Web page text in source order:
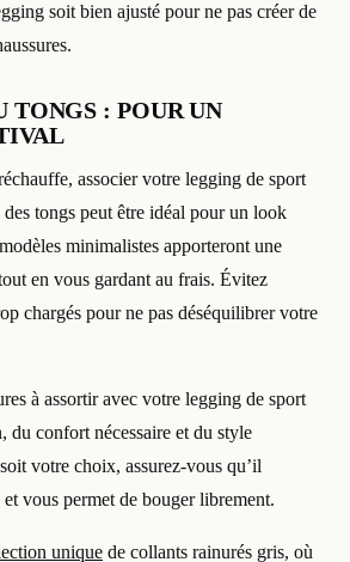
soit bien ajusté pour ne pas créer de
TONGS : POUR UN
associer votre legging de sport
des tongs peut être idéal pour un look
minimalistes apporteront une
en vous gardant au frais. Évitez
chargés pour ne pas déséquilibrer votre
à assortir avec votre legging de sport
du confort nécessaire et du style
votre choix, assurez-vous qu’il
vous permet de bouger librement.
unique de collants rainurés gris, où